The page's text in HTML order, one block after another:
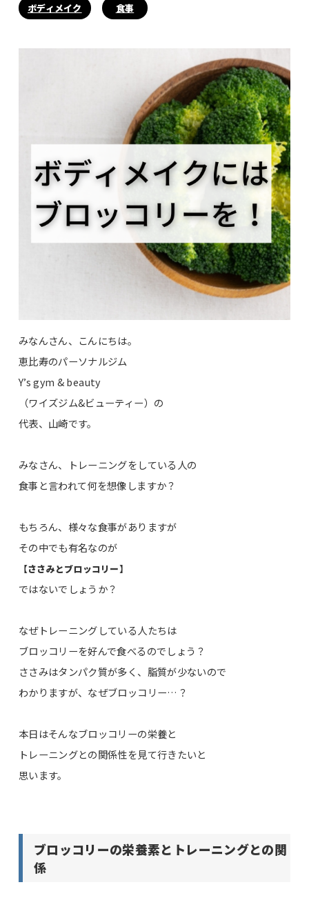
ボディメイク 食事
みなんさん、こんにちは。
恵比寿のパーソナルジム
Y’s gym & beauty
（ワイズジム&ビューティー）の
代表、山崎です。
みなさん、トレーニングをしている人の
食事と言われて何を想像しますか？
もちろん、様々な食事がありますが
その中でも有名なのが
【ささみとブロッコリー】
ではないでしょうか？
なぜトレーニングしている人たちは
ブロッコリーを好んで食べるのでしょう？
ささみはタンパク質が多く、脂質が少ないので
わかりますが、なぜブロッコリー…？
本日はそんなブロッコリーの栄養と
トレーニングとの関係性を見て行きたいと
思います。
ブロッコリーの栄養素とトレーニングとの関
係